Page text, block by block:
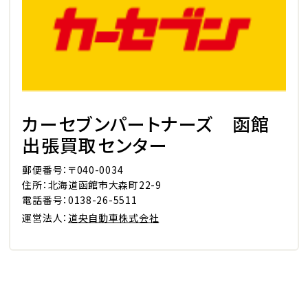
カーセブンパートナーズ 函館
出張買取センター
郵便番号：〒040-0034
住所：北海道函館市大森町22-9
電話番号：0138-26-5511
運営法人： 道央自動車株式会社